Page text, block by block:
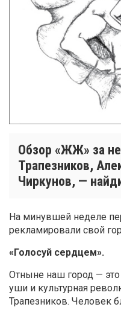
Обзор «ЖЖ» за
Трапезников,
Чиркунов, —
На минувшей неделе
рекламировали свой
«Голосуй сердцем».
Отныне наш город —
уши и культурная
Трапезников. Человек